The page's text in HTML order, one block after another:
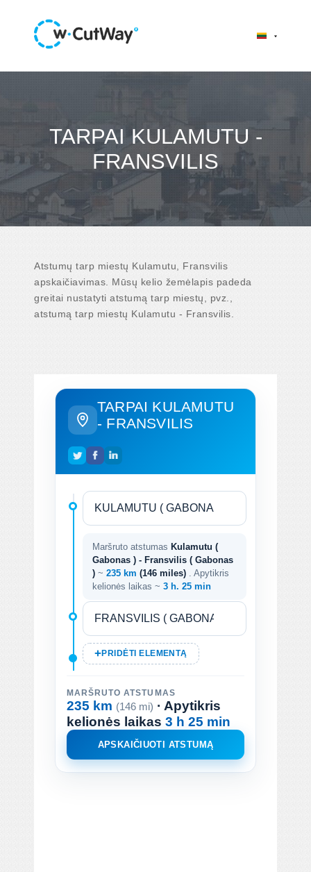
TARPAI KULAMUTU -
FRANSVILIS
Atstumų tarp miestų Kulamutu, Fransvilis
apskaičiavimas. Mūsų kelio žemėlapis padeda
greitai nustatyti atstumą tarp miestų, pvz.,
atstumą tarp miestų Kulamutu - Fransvilis.
TARPAI KULAMUTU
- FRANSVILIS
Maršruto atstumas Kulamutu (
Gabonas ) - Fransvilis ( Gabonas
) ~ 235 km (146 miles)
. Apytikris
kelionės laikas ~ 3 h. 25 min
PRIDĖTI ELEMENTĄ
MARŠRUTO ATSTUMAS
235 km (146 mi) · Apytikris
kelionės laikas 3 h 25 min
APSKAIČIUOTI ATSTUMĄ